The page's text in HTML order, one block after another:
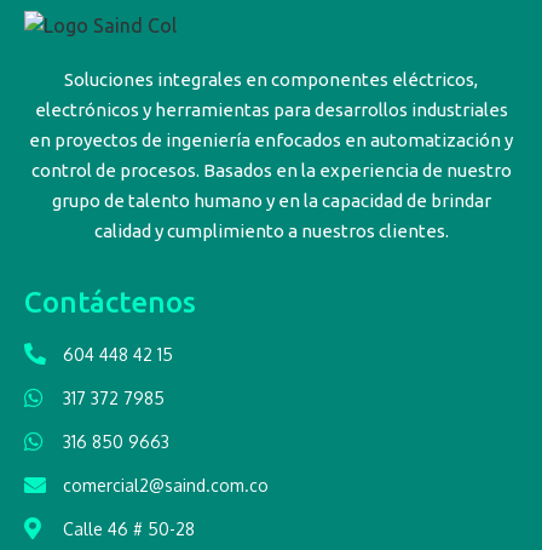
Soluciones integrales en componentes eléctricos,
electrónicos y herramientas para desarrollos industriales
en proyectos de ingeniería enfocados en automatización y
control de procesos. Basados en la experiencia de nuestro
grupo de talento humano y en la capacidad de brindar
calidad y cumplimiento a nuestros clientes.
Contáctenos
604 448 42 15
317 372 7985
316 850 9663
comercial2@saind.com.co
Calle 46 # 50-28